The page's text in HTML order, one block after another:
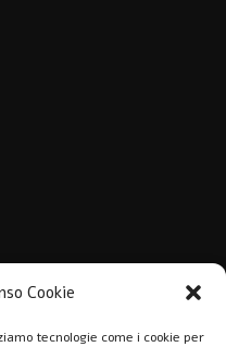
Cookie
tecnologie come i cookie per